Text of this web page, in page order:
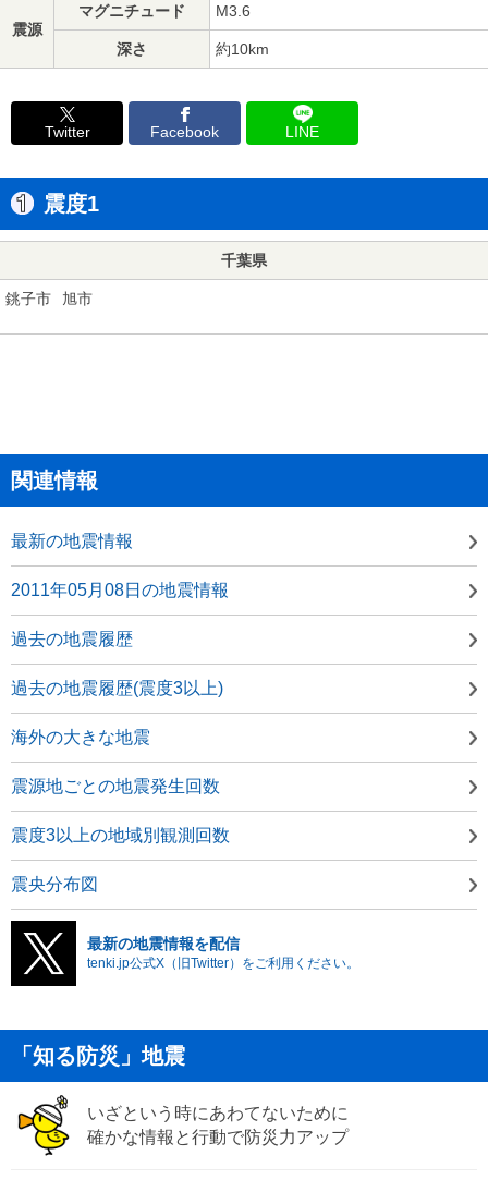
震源
マグニチュード M3.6
深さ 約10km
Twitter Facebook LINE
震度1
千葉県
銚子市 旭市
関連情報
最新の地震情報
2011年05月08日の地震情報
過去の地震履歴
過去の地震履歴(震度3以上)
海外の大きな地震
震源地ごとの地震発生回数
震度3以上の地域別観測回数
震央分布図
最新の地震情報を配信
tenki.jp公式X（旧Twitter）をご利用ください。
「知る防災」地震
いざという時にあわてないために
確かな情報と行動で防災力アップ